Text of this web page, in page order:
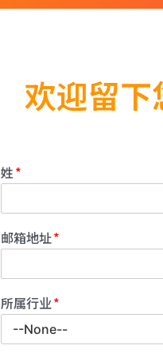
欢迎留
姓
邮箱地址
所属行业